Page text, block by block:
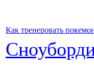
Как тренеровать